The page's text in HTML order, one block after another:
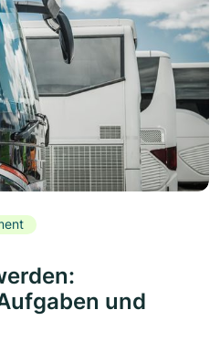
und